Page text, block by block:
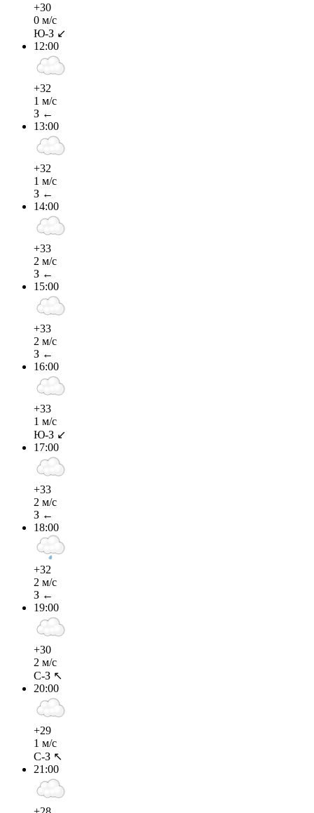
+30
0 м/с
Ю-З ↙
12:00
+32
1 м/с
З ←
13:00
+32
1 м/с
З ←
14:00
+33
2 м/с
З ←
15:00
+33
2 м/с
З ←
16:00
+33
1 м/с
Ю-З ↙
17:00
+33
2 м/с
З ←
18:00
+32
2 м/с
З ←
19:00
+30
2 м/с
С-З ↖
20:00
+29
1 м/с
С-З ↖
21:00